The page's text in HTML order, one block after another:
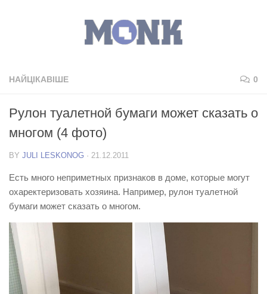
НАЙЦІКАВІШЕ 0
Рулон туалетной бумаги может сказать о
многом (4 фото)
BY JULI LESKONOG · 21.12.2011
Есть много неприметных признаков в доме, которые могут
охаректеризовать хозяина. Например, рулон туалетной
бумаги может сказать о многом.